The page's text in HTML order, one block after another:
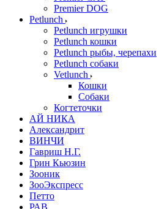
Premier DOG
Petlunch
Petlunch игрушки
Petlunch кошки
Petlunch рыбы, черепахи
Petlunch собаки
Vetlunch
Кошки
Собаки
Когтеточки
АЙ НИКА
Александрит
ВИНЧИ
Гавриш Н.Г.
Грин Кьюзин
Зооник
ЗооЭкспресс
Петто
РАВ